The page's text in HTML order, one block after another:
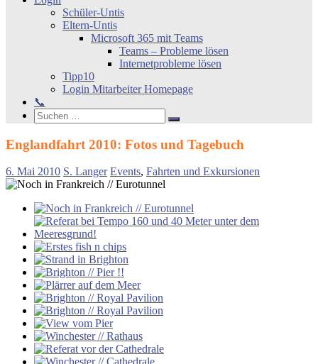
Schüler-Untis
Eltern-Untis
Microsoft 365 mit Teams
Teams – Probleme lösen
Internetprobleme lösen
Tipp10
Login Mitarbeiter Homepage
📞
Search
Suchen
nach:
Suchen
Englandfahrt 2010: Fotos und Tagebuch
6. Mai 2010 S. Langer Events, Fahrten und Exkursionen